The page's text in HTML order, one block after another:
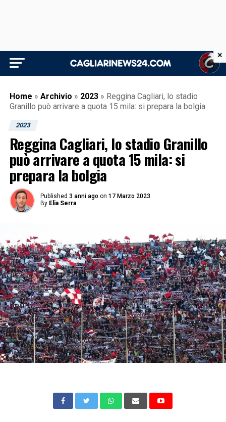
Home » Archivio » 2023 » Reggina Cagliari, lo stadio
Granillo può arrivare a quota 15 mila: si prepara la bolgia
2023
Reggina Cagliari, lo stadio Granillo
può arrivare a quota 15 mila: si
prepara la bolgia
Published 3 anni ago on 17 Marzo 2023
By Elia Serra
×